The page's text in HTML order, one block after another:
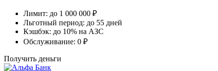
Лимит: до 1 000 000 ₽
Льготный период: до 55 дней
Кэшбэк: до 10% на АЗС
Обслуживание: 0 ₽
Получить деньги